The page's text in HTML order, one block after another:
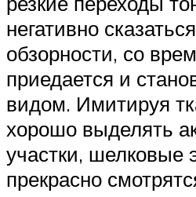
негативно
обзорности, со
приедается и
видом. Имитируя
хорошо выделять
участки, шелковые
прекрасно